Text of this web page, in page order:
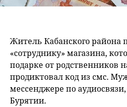
Житель Кабанского района
«сотруднику» магазина,
подарке от родственников
продиктовал код из смс.
мессенджере по
Бурятии.